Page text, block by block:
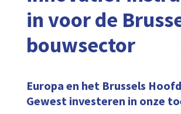
in voor de
bouwsector
Europa en het Brussels
Gewest investeren in onze